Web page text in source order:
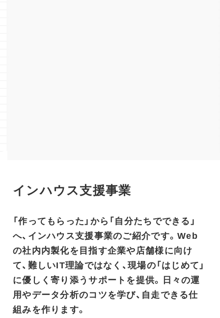
インハウス支援事業
「作ってもらった」から「自分たちでできる」
へ、インハウス支援事業のご紹介です。Web
の社内内製化を目指す企業や店舗様に向け
て、難しいIT理論ではなく、現場の「はじめて」
に優しく寄り添うサポートを提供。日々の運
用やデータ分析のコツを学び、自走できる仕
組みを作ります。